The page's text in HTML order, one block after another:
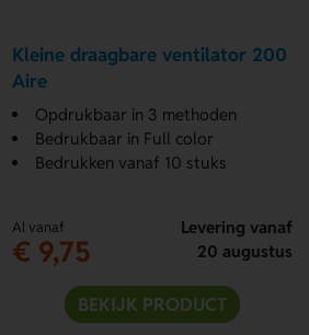
Kleine draagbare ventilator 200
Aire
Opdrukbaar in 3 methoden
Bedrukbaar in Full color
Bedrukken vanaf 10 stuks
Al vanaf
€ 9,75
Levering vanaf
20 augustus
BEKIJK PRODUCT